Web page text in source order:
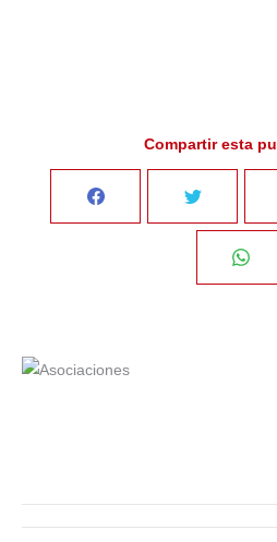
Compartir esta
Share Share